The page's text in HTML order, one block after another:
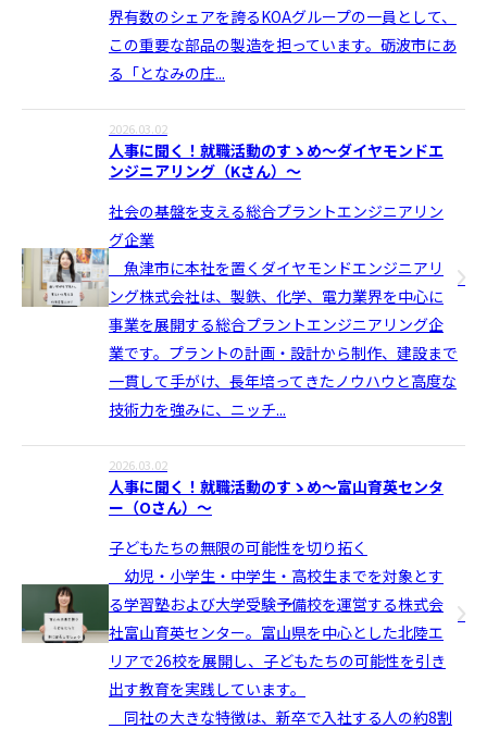
界有数のシェアを誇るKOAグループの一員として、
この重要な部品の製造を担っています。砺波市にあ
る「となみの庄...
2026.03.02
人事に聞く！就職活動のすゝめ〜ダイヤモンドエ
ンジニアリング（Kさん）〜
社会の基盤を支える総合プラントエンジニアリン
グ企業
魚津市に本社を置くダイヤモンドエンジニアリ
ング株式会社は、製鉄、化学、電力業界を中心に
事業を展開する総合プラントエンジニアリング企
業です。プラントの計画・設計から制作、建設まで
一貫して手がけ、長年培ってきたノウハウと高度な
技術力を強みに、ニッチ...
2026.03.02
人事に聞く！就職活動のすゝめ〜富山育英センタ
ー（Oさん）〜
子どもたちの無限の可能性を切り拓く
幼児・小学生・中学生・高校生までを対象とす
る学習塾および大学受験予備校を運営する株式会
社富山育英センター。富山県を中心とした北陸エ
リアで26校を展開し、子どもたちの可能性を引き
出す教育を実践しています。
同社の大きな特徴は、新卒で入社する人の約8割